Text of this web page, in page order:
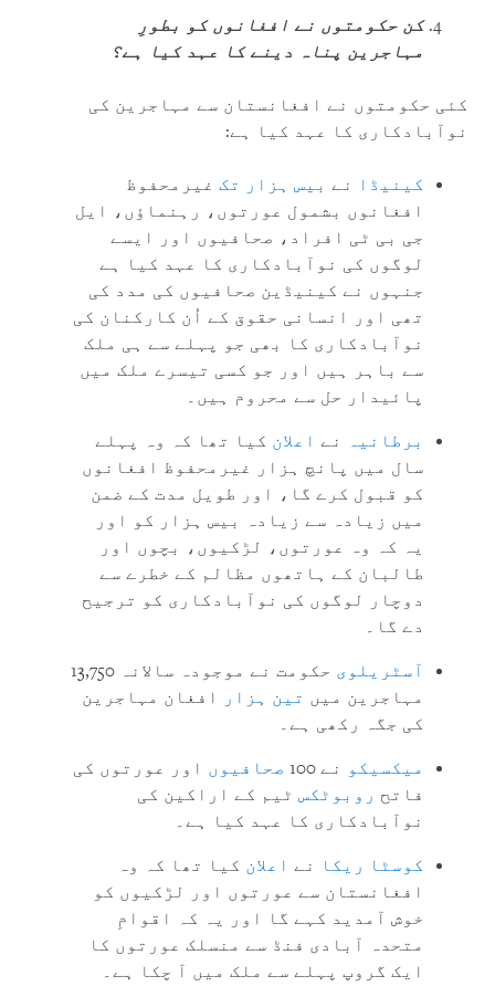
کن حکومتوں نے افغانوں کو بطورِ
مہاجرین پناہ دینے کا عہد کیا ہے؟
کئی حکومتوں نے افغانستان سے مہاجرین کی
نوآبادکاری کا عہد کیا ہے:
کینیڈا نے بیس ہزار تک غیرمحفوظ
افغانوں بشمول عورتوں، رہنماؤں، ایل
جی بی ٹی افراد، صحافیوں اور ایسے
لوگوں کی نوآبادکاری کا عہد کیا ہے
جنہوں نے کینیڈین صحافیوں کی مدد کی
تھی اور انسانی حقوق کے اُن کارکنان کی
نوآبادکاری کا بھی جو پہلے سے ہی ملک
سے باہر ہیں اور جو کسی تیسرے ملک میں
پائیدار حل سے محروم ہیں۔
برطانیہ نے اعلان کیا تھا کہ وہ پہلے
سال میں پانچ ہزار غیرمحفوظ افغانوں
کو قبول کرے گا، اور طویل مدت کے ضمن
میں زيادہ سے زیادہ بیس ہزار کو اور
یہ کہ وہ عورتوں، لڑکیوں، بچوں اور
طالبان کے ہاتھوں مظالم کے خطرے سے
دوچار لوگوں کی نوآبادکاری کو ترجیح
دے گا۔
آسٹریلوی
حکومت نے موجودہ سالانہ 13,750
مہاجرین میں تین ہزار
افغان مہاجرین
کی جگہ رکھی ہے۔
میکسیکو نے 100 صحافیوں اور عورتوں کی
فاتح روبوٹکس ٹیم کے اراکین کی
نوآبادکاری کا عہد کیا ہے۔
کوسٹا ریکا نے اعلان کیا تھا کہ وہ
افغانستان سے عورتوں اور لڑکیوں کو
خوش آمدید کہے گا اور یہ کہ اقوامِ
متحدہ آبادی فنڈ سے منسلک عورتوں کا
ایک گروپ پہلے سے ملک میں آ چکا ہے۔